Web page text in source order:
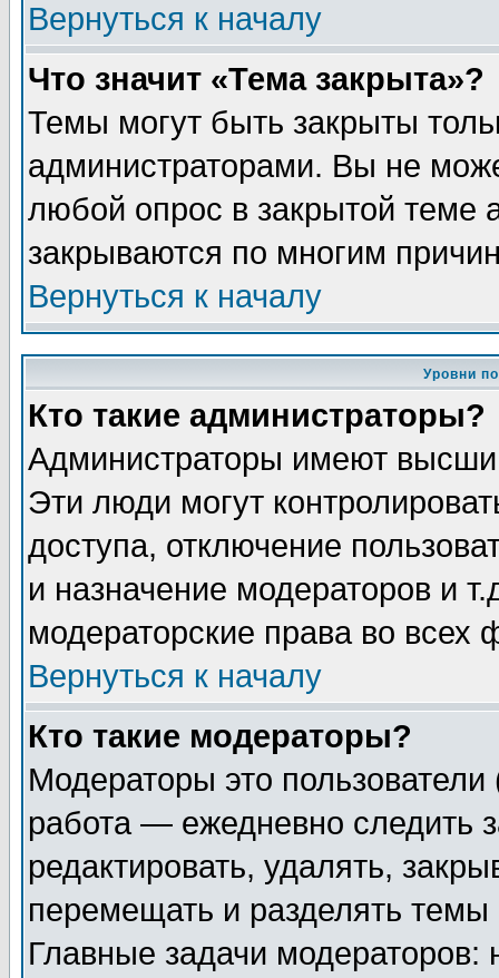
Вернуться к началу
Что значит «Тема закрыта»?
Темы могут быть закрыты
администраторами. Вы не
любой опрос в закрытой теме
закрываются по многим
Вернуться к началу
Уровни
Кто такие администраторы?
Администраторы имеют
Эти люди могут
доступа, отключение
и назначение модераторов и
модераторские права во всех
Вернуться к началу
Кто такие модераторы?
Модераторы это
работа — ежедневно следить
редактировать, удалять,
перемещать и разделять
Главные задачи